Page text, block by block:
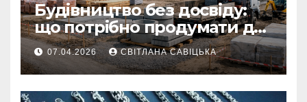
Будівництво без досвіду:
що потрібно продумати до
першої доставки на
ділянку
07.04.2026 СВІТЛАНА САВІЦЬКА